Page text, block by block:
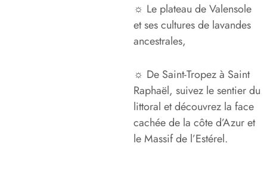
☼ Le plateau de Valensole
et ses cultures de lavandes
ancestrales,
☼ De Saint-Tropez à Saint
Raphaël, suivez le sentier du
littoral et découvrez la face
cachée de la côte d’Azur et
le Massif de l’Estérel.